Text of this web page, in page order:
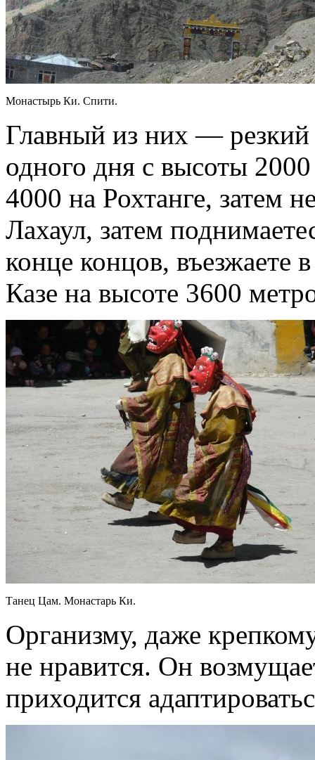
Монастырь Ки. Спити.
Главный из них — резкий
одного дня с высоты
4000 на Рохтанге, затем
Лахаул, затем
конце концов, въезжаете
Казе на высоте 3600
Танец Цам. Монастарь Ки.
Организму, даже
не нравится. Он
приходится